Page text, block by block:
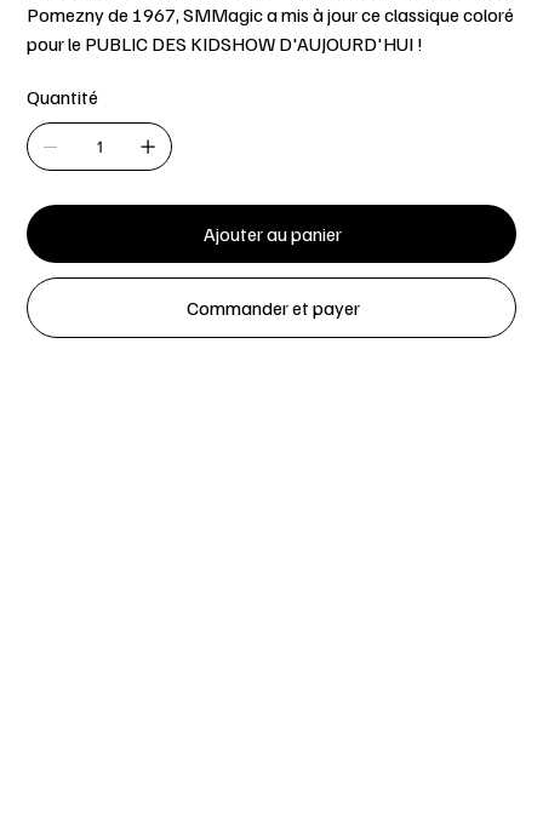
Pomezny de 1967, SMMagic a mis à jour ce classique coloré
pour le PUBLIC DES KIDSHOW D'AUJOURD'HUI !
Quantité
Ajouter au panier
Commander et payer